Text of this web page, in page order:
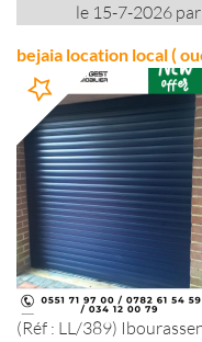
le 15-7-2026
bejaia location local (
(Réf : LL/389)